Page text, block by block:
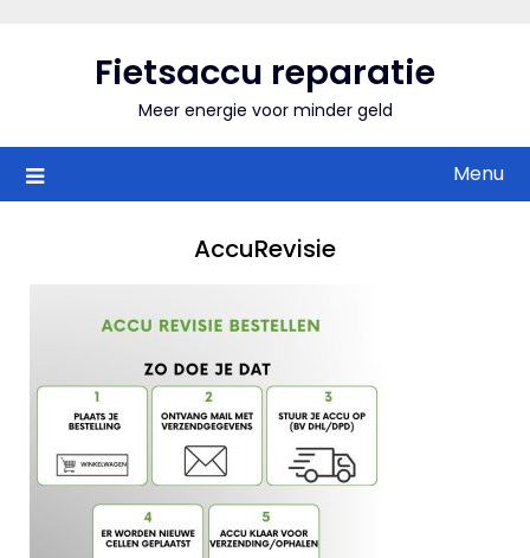
Fietsaccu reparatie
Meer energie voor minder geld
Menu
AccuRevisie